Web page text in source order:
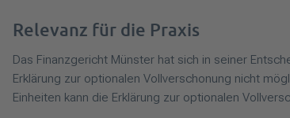
Relevanz für die Praxis
Das Finanzgericht Münster hat sich in seiner
Erklärung zur optionalen Vollverschonung nicht
Einheiten kann die Erklärung zur optionalen